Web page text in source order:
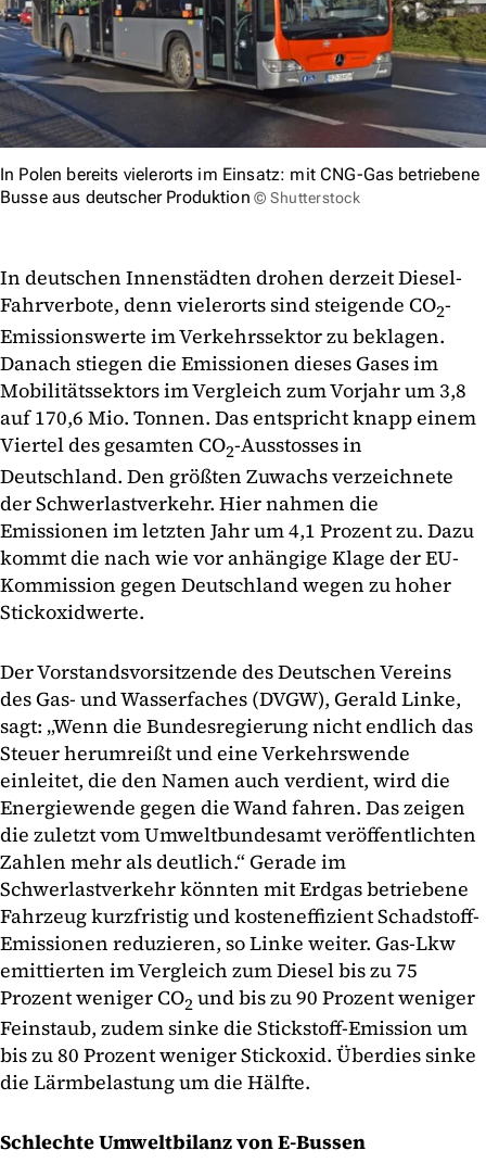
In Polen bereits vielerorts im Einsatz: mit CNG-Gas betriebene
Busse aus deutscher Produktion © Shutterstock
In deutschen Innenstädten drohen derzeit Diesel-
Fahrverbote, denn vielerorts sind steigende CO2-
Emissionswerte im Verkehrssektor zu beklagen.
Danach stiegen die Emissionen dieses Gases im
Mobilitätssektors im Vergleich zum Vorjahr um 3,8
auf 170,6 Mio. Tonnen. Das entspricht knapp einem
Viertel des gesamten CO2-Ausstosses in
Deutschland. Den größten Zuwachs verzeichnete
der Schwerlastverkehr. Hier nahmen die
Emissionen im letzten Jahr um 4,1 Prozent zu. Dazu
kommt die nach wie vor anhängige Klage der EU-
Kommission gegen Deutschland wegen zu hoher
Stickoxidwerte.
Der Vorstandsvorsitzende des Deutschen Vereins
des Gas- und Wasserfaches (DVGW), Gerald Linke,
sagt: „Wenn die Bundesregierung nicht endlich das
Steuer herumreißt und eine Verkehrswende
einleitet, die den Namen auch verdient, wird die
Energiewende gegen die Wand fahren. Das zeigen
die zuletzt vom Umweltbundesamt veröffentlichten
Zahlen mehr als deutlich.“ Gerade im
Schwerlastverkehr könnten mit Erdgas betriebene
Fahrzeug kurzfristig und kosteneffizient Schadstoff-
Emissionen reduzieren, so Linke weiter. Gas-Lkw
emittierten im Vergleich zum Diesel bis zu 75
Prozent weniger CO2 und bis zu 90 Prozent weniger
Feinstaub, zudem sinke die Stickstoff-Emission um
bis zu 80 Prozent weniger Stickoxid. Überdies sinke
die Lärmbelastung um die Hälfte.
Schlechte Umweltbilanz von E-Bussen